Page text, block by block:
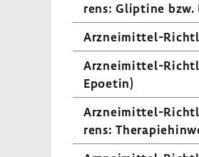
rens: Glip­tine
Arzneimittel-​
Arzneimittel-​
Epoetin)
Arzneimittel-​
rens: